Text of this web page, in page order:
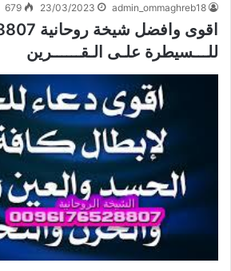
admin_ommaghreb18
23/03/2023
679
للـــسيطرة علـى الـقــــــرين